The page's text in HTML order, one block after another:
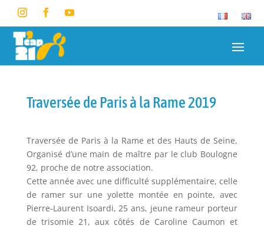
Traversée de Paris à la Rame 2019
Traversée de Paris à la Rame et des Hauts de Seine,
Organisé d’une main de maître par le club Boulogne
92, proche de notre association.
Cette année avec une difficulté supplémentaire, celle
de ramer sur une yolette montée en pointe, avec
Pierre-Laurent Isoardi, 25 ans, jeune rameur porteur
de trisomie 21, aux côtés de Caroline Caumon et